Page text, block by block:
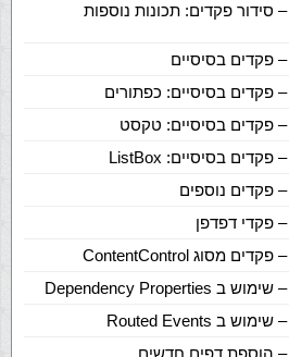
מדריך Windows Phone – סידור פקדים: תכונות נוספות